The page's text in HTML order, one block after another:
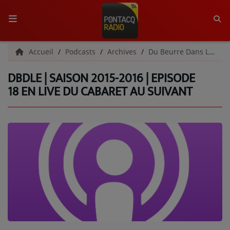
ACCUEIL
RADIO
L'ÉQUIPE
GRILLE DES PROGRAMMES
PODCASTS - SAISON 2026/2027
Accueil Podcasts Archives Du Beurre Dans Les Écouteurs | Archives
DBDLE | SAISON 2015-2016 | EPISODE
18 EN LIVE DU CABARET AU SUIVANT